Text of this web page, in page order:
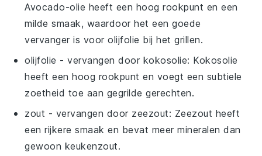
Avocado-olie heeft een hoog rookpunt en een
milde smaak, waardoor het een goede
vervanger is voor olijfolie bij het grillen.
olijfolie - vervangen door kokosolie: Kokosolie
heeft een hoog rookpunt en voegt een subtiele
zoetheid toe aan gegrilde gerechten.
zout - vervangen door zeezout: Zeezout heeft
een rijkere smaak en bevat meer mineralen dan
gewoon keukenzout.